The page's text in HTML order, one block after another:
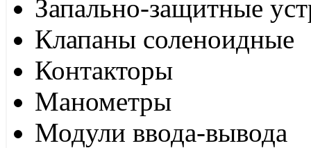
Запально-защитные
Клапаны соленоидные
Контакторы
Манометры
Модули ввода-вывода